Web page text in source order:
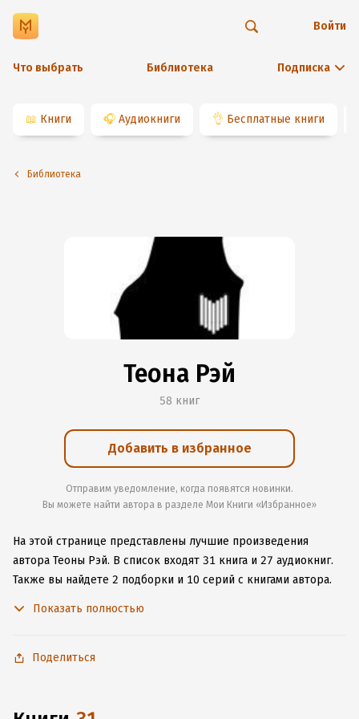
Что выбрать Библиотека Подписка
Войти
📖 Книги 🎧 Аудиокниги 👌 Бесплатные книги
Библиотека
Теона Рэй
58 книг
Добавить в избранное
Отправим уведомление, когда появятся новинки.
Вы можете найти автора в разделе Мои Книги «Избранное»
На этой странице представлены лучшие произведения
автора Теоны Рэй. В список входят 31 книга и 27 аудиокниг.
Также вы найдете 2 подборки и 10 серий с книгами автора.
чтобы не расставаться с любимыми произведениями даже
Показать полностью
Поделиться